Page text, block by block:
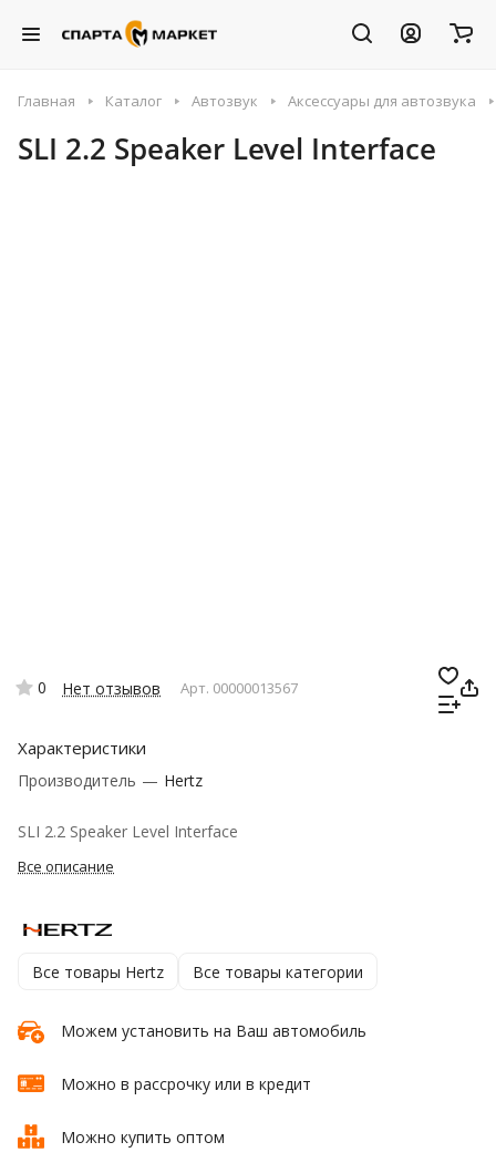
Главная Каталог Автозвук Аксессуары для автозвука
SLI 2.2 Speaker Level Interface
0 Нет отзывов Арт. 00000013567
Характеристики
Производитель — Hertz
SLI 2.2 Speaker Level Interface
Все описание
Все товары Hertz Все товары категории
Можем установить на Ваш автомобиль
Можно в рассрочку или в кредит
Можно купить оптом